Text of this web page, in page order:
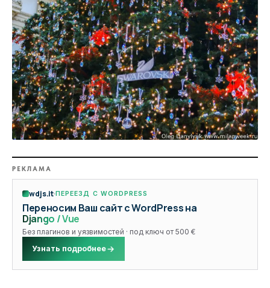
РЕКЛАМА
wdjs.it ПЕРЕЕЗД С WORDPRESS
Переносим Ваш сайт с WordPress на
Django / Vue
Без плагинов и уязвимостей · под ключ от 500 €
Узнать подробнее